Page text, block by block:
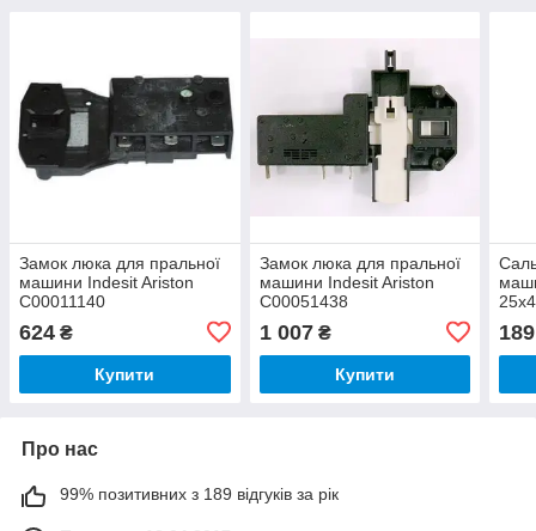
Замок люка для пральної
машини Indesit Ariston
C00011140
624 ₴
Купити
Замок люка для пральної
машини Indesit Ariston
C00051438
1 007₴
Купити
189
Про нас
99% позитивних з 189 відгуків за рік